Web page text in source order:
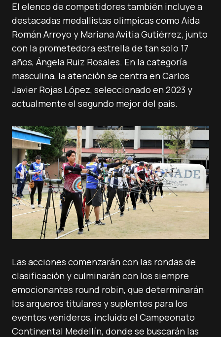
El elenco de competidores también incluye a
destacadas medallistas olímpicas como Aída
Román Arroyo y Mariana Avitia Gutiérrez, junto
con la prometedora estrella de tan solo 17
años, Ángela Ruiz Rosales. En la categoría
masculina, la atención se centra en Carlos
Javier Rojas López, seleccionado en 2023 y
actualmente el segundo mejor del país.
Las acciones comenzarán con las rondas de
clasificación y culminarán con los siempre
emocionantes round robin, que determinarán
los arqueros titulares y suplentes para los
eventos venideros, incluido el Campeonato
Continental Medellín, donde se buscarán las